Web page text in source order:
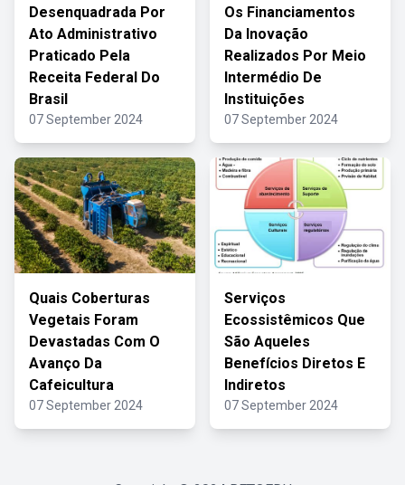
Desenquadrada Por
Ato Administrativo
Praticado Pela
Receita Federal Do
Brasil
07 September 2024
Os Financiamentos
Da Inovação
Realizados Por Meio
Intermédio De
Instituições
07 September 2024
Quais Coberturas
Vegetais Foram
Devastadas Com O
Avanço Da
Cafeicultura
07 September 2024
Serviços
Ecossistêmicos Que
São Aqueles
Benefícios Diretos E
Indiretos
07 September 2024